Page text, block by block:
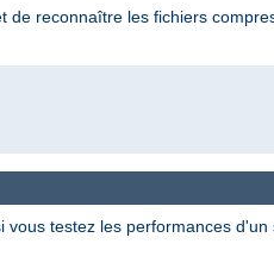
de reconnaître les fichiers
testez les performances d'un